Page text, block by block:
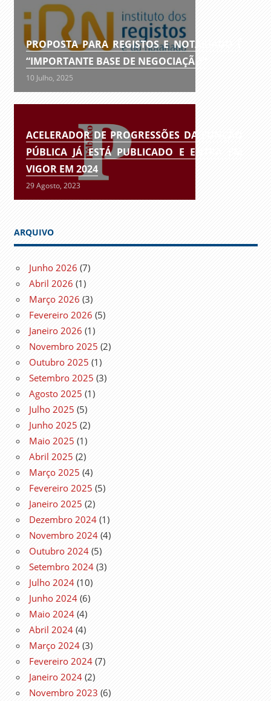
PROPOSTA PARA REGISTOS E NOTARIADO É
“IMPORTANTE BASE DE NEGOCIAÇÃO”
10 Julho, 2025
ACELERADOR DE PROGRESSÕES DA FUNÇÃO
PÚBLICA JÁ ESTÁ PUBLICADO E ENTRA EM
VIGOR EM 2024
29 Agosto, 2023
ARQUIVO
Junho 2026 (7)
Abril 2026 (1)
Março 2026 (3)
Fevereiro 2026 (5)
Janeiro 2026 (1)
Novembro 2025 (2)
Outubro 2025 (1)
Setembro 2025 (3)
Agosto 2025 (1)
Julho 2025 (5)
Junho 2025 (2)
Maio 2025 (1)
Abril 2025 (2)
Março 2025 (4)
Fevereiro 2025 (5)
Janeiro 2025 (2)
Dezembro 2024 (1)
Novembro 2024 (4)
Outubro 2024 (5)
Setembro 2024 (3)
Julho 2024 (10)
Junho 2024 (6)
Maio 2024 (4)
Abril 2024 (4)
Março 2024 (3)
Fevereiro 2024 (7)
Janeiro 2024 (2)
Novembro 2023 (6)